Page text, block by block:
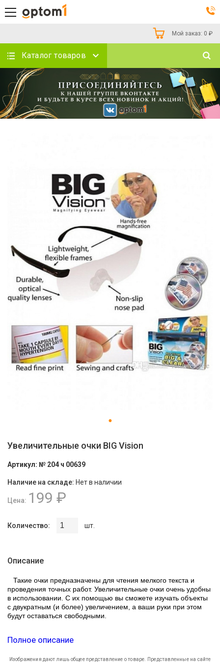
Мой заказ: 0 ₽
Каталог товаров
Увеличительные очки BIG Vision
Артикул: № 204 ч 00639
Наличие на складе: Нет в наличии
Цена: 199 ₽
Количество: шт.
Описание
Такие очки предназначены для чтения мелкого текста и
проведения точных работ. Увеличительные очки очень удобны
в использовании. С их помощью вы сможете изучать объекты
с двукратным (и более) увеличением, а ваши руки при этом
будут оставаться свободными.
Полное описание
Изображения дают лишь общее представление о товаре. Представленные на сайте